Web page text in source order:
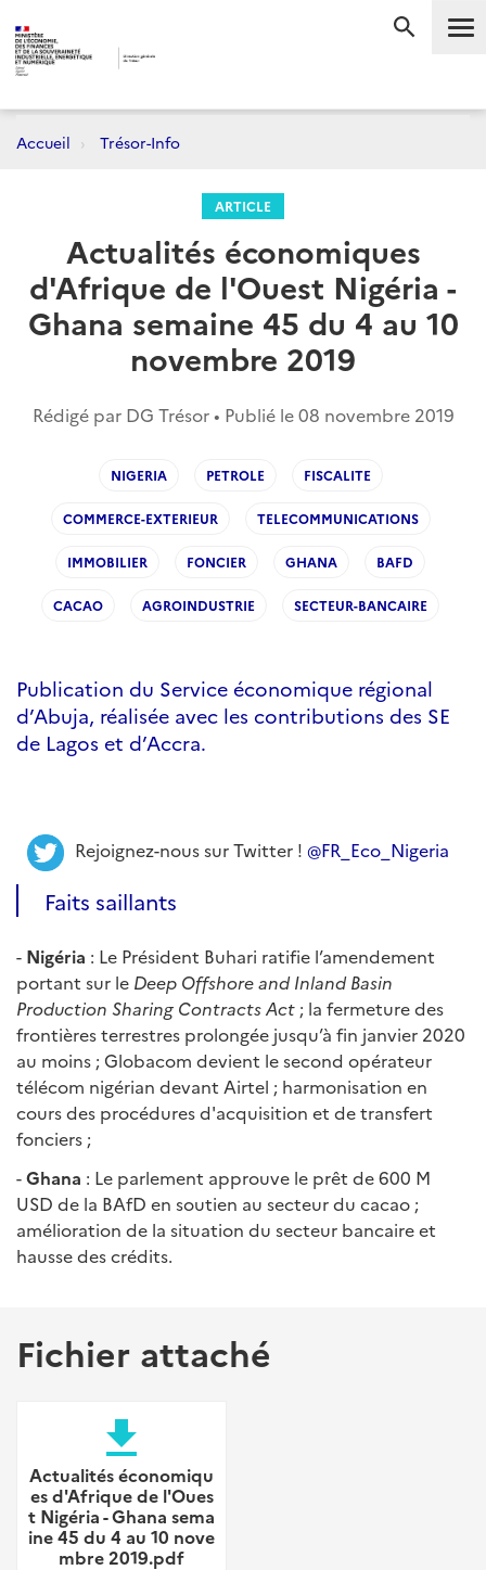
Accueil Trésor-Info
ARTICLE
Actualités économiques
d'Afrique de l'Ouest Nigéria -
Ghana semaine 45 du 4 au 10
novembre 2019
Rédigé par DG Trésor • Publié le08 novembre 2019
NIGERIA PETROLE FISCALITE
COMMERCE-EXTERIEUR TELECOMMUNICATIONS
IMMOBILIER FONCIER GHANA BAFD
CACAO AGROINDUSTRIE SECTEUR-BANCAIRE
Publication du Service économique régional
d’Abuja, réalisée avec les contributions des SE
de Lagos et d’Accra.
Rejoignez-nous sur Twitter ! @FR_Eco_Nigeria
Faits saillants
- Nigéria : Le Président Buhari ratifie l’amendement
portant sur le Deep Offshore and Inland Basin
Production Sharing Contracts Act ; la fermeture des
frontières terrestres prolongée jusqu’à fin janvier 2020
au moins ; Globacom devient le second opérateur
télécom nigérian devant Airtel ; harmonisation en
cours des procédures d'acquisition et de transfert
fonciers ;
-Ghana : Le parlement approuve le prêt de 600 M
USD de la BAfD en soutien au secteur du cacao ;
amélioration de la situation du secteur bancaire et
hausse des crédits.
Fichier attaché
file_download
Actualités économiqu
es d'Afrique de l'Oues
t Nigéria - Ghana sema
ine 45 du 4 au 10 nove
mbre 2019.pdf